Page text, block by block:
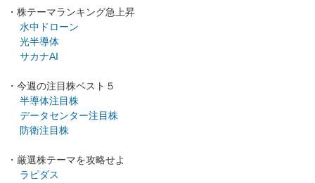
・株テーマランキング急上昇
水中ドローン
光半導体
サカナAI
・今週の注目株ベスト５
半導体注目株
データセンター注目株
防衛注目株
・厳選株テーマを攻略せよ
ラピダス